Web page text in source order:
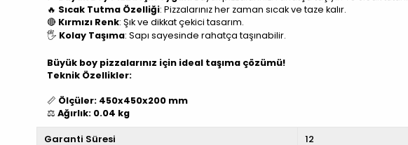
🔥 Sıcak Tutma Özelliği: Pizzalarınız her zaman sıcak ve taze kalır.
🔴 Kırmızı Renk: Şık ve dikkat çekici tasarım.
🖐️ Kolay Taşıma: Sapı sayesinde rahatça taşınabilir.
Büyük boy pizzalarınız için ideal taşıma çözümü!
Teknik Özellikler:
📏 Ölçüler: 450x450x200 mm
⚖️ Ağırlık: 0.04 kg
Garanti Süresi 12